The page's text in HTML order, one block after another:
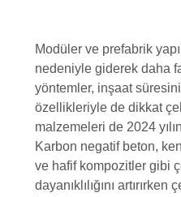
Modüler ve prefabrik
nedeniyle giderek daha
yöntemler, inşaat
özellikleriyle de dikkat
malzemeleri de 2024
Karbon negatif beton,
ve hafif kompozitler gibi
dayanıklılığını